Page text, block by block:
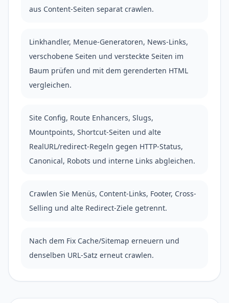
aus Content-Seiten separat crawlen.
Linkhandler, Menue-Generatoren, News-Links,
verschobene Seiten und versteckte Seiten im
Baum prüfen und mit dem gerenderten HTML
vergleichen.
Site Config, Route Enhancers, Slugs,
Mountpoints, Shortcut-Seiten und alte
RealURL/redirect-Regeln gegen HTTP-Status,
Canonical, Robots und interne Links abgleichen.
Crawlen Sie Menüs, Content-Links, Footer, Cross-
Selling und alte Redirect-Ziele getrennt.
Nach dem Fix Cache/Sitemap erneuern und
denselben URL-Satz erneut crawlen.